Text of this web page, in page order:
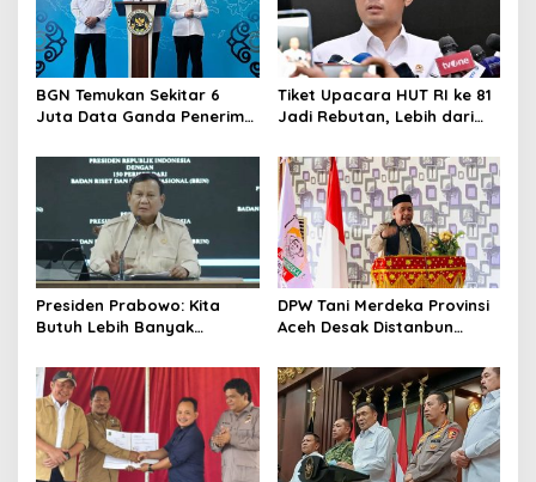
BGN Temukan Sekitar 6
Juta Data Ganda Penerima
Sudaryono
Tiket Upacara HUT RI ke 81
Jadi Rebutan, Lebih dari
dalam Sehari
Presiden Prabowo: Kita
Butuh Lebih Banyak
Sains dan Teknologi
DPW Tani Merdeka Provinsi
Aceh Desak Distanbun
Rehabilitasi Lahan
Pertanian Pascabanjir